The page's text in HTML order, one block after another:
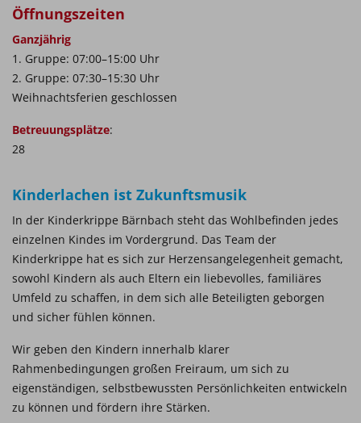
Öffnungszeiten
Ganzjährig
1. Gruppe: 07:00–15:00 Uhr
2. Gruppe: 07:30–15:30 Uhr
Weihnachtsferien geschlossen
Betreuungsplätze:
28
Kinderlachen ist Zukunftsmusik
In der Kinderkrippe Bärnbach steht das Wohlbefinden jedes
einzelnen Kindes im Vordergrund. Das Team der
Kinderkrippe hat es sich zur Herzensangelegenheit gemacht,
sowohl Kindern als auch Eltern ein liebevolles, familiäres
Umfeld zu schaffen, in dem sich alle Beteiligten geborgen
und sicher fühlen können.
Wir geben den Kindern innerhalb klarer
Rahmenbedingungen großen Freiraum, um sich zu
eigenständigen, selbstbewussten Persönlichkeiten entwickeln
zu können und fördern ihre Stärken.